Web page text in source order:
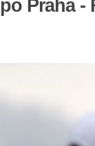
Praha -